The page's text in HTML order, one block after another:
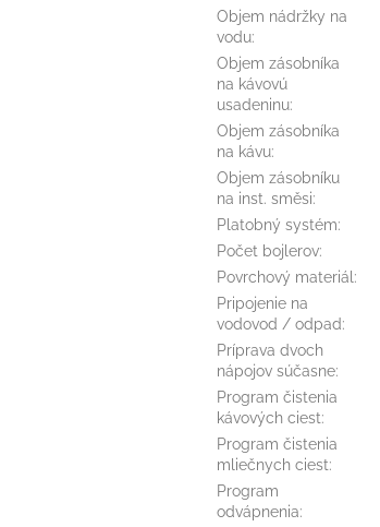
Objem nádržky na
vodu:
Objem zásobníka
na kávovú
usadeninu:
Objem zásobníka
na kávu:
Objem zásobníku
na inst. směsi:
Platobný systém:
Počet bojlerov:
Povrchový materiál:
Pripojenie na
vodovod / odpad:
Príprava dvoch
nápojov súčasne:
Program čistenia
kávových ciest:
Program čistenia
mliečnych ciest:
Program
odvápnenia: